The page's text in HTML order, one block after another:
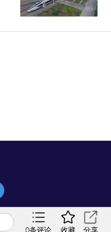
0条评论 收藏 分享